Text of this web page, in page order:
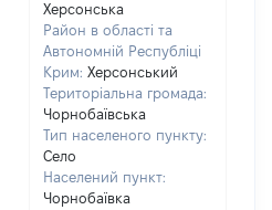
Херсонська
Район в області та
Автономній Республіці
Крим: Херсонський
Територіальна громада:
Чорнобаївська
Тип населеного пункту:
Село
Населений пункт:
Чорнобаївка